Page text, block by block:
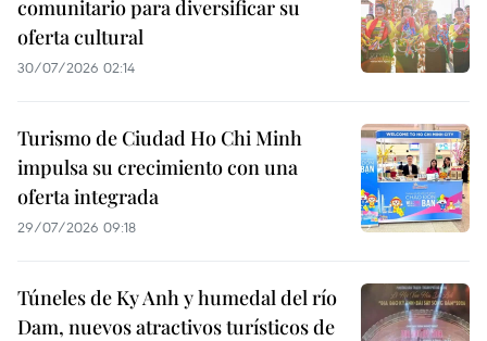
comunitario para diversificar su
oferta cultural
30/07/2026 02:14
Turismo de Ciudad Ho Chi Minh
impulsa su crecimiento con una
oferta integrada
29/07/2026 09:18
Túneles de Ky Anh y humedal del río
Dam, nuevos atractivos turísticos de